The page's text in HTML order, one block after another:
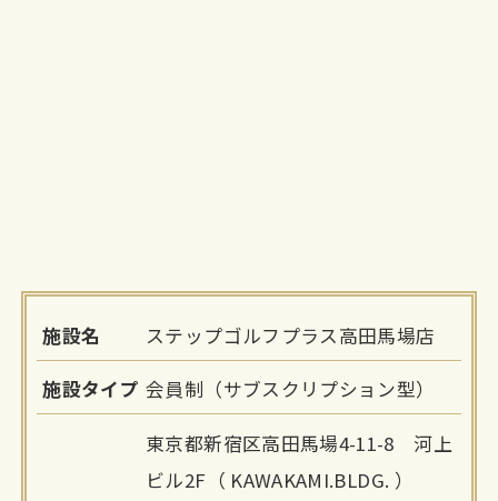
施設名 ステップゴルフプラス高田馬場店
施設タイプ 会員制（サブスクリプション型）
東京都新宿区高田馬場4-11-8 河上
ビル2F（ KAWAKAMI.BLDG. ）